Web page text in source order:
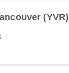
(YVR)